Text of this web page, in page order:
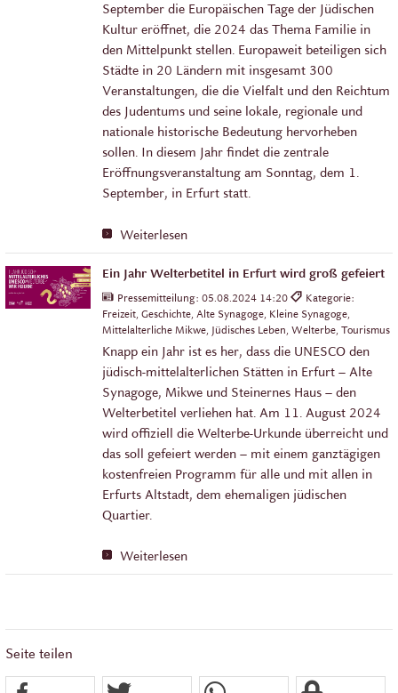
September die Europäischen Tage der Jüdischen
Kultur eröffnet, die 2024 das Thema Familie in
den Mittelpunkt stellen. Europaweit beteiligen sich
Städte in 20 Ländern mit insgesamt 300
Veranstaltungen, die die Vielfalt und den Reichtum
des Judentums und seine lokale, regionale und
nationale historische Bedeutung hervorheben
sollen. In diesem Jahr findet die zentrale
Eröffnungsveranstaltung am Sonntag, dem 1.
September, in Erfurt statt.
Weiterlesen
Ein Jahr Welterbetitel in Erfurt wird groß gefeiert
Pressemitteilung: 05.08.2024 14:20
Kategorie:
Freizeit, Geschichte, Alte Synagoge, Kleine Synagoge,
Mittelalterliche Mikwe, Jüdisches Leben, Welterbe, Tourismus
Knapp ein Jahr ist es her, dass die UNESCO den
jüdisch-mittelalterlichen Stätten in Erfurt – Alte
Synagoge, Mikwe und Steinernes Haus – den
Welterbetitel verliehen hat. Am 11. August 2024
wird offiziell die Welterbe-Urkunde überreicht und
das soll gefeiert werden – mit einem ganztägigen
kostenfreien Programm für alle und mit allen in
Erfurts Altstadt, dem ehemaligen jüdischen
Quartier.
Weiterlesen
Seite teilen